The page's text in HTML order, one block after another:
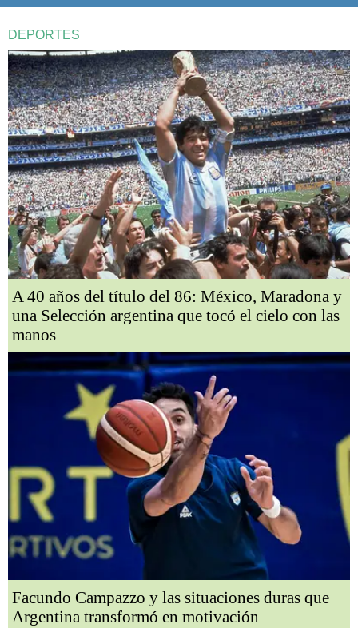
DEPORTES
A 40 años del título del 86: México, Maradona y
una Selección argentina que tocó el cielo con las
manos
Facundo Campazzo y las situaciones duras que
Argentina transformó en motivación